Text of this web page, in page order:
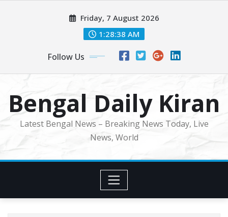
Friday, 7 August 2026
1:28:40 AM
Follow Us
Bengal Daily Kiran
Latest Bengal News – Breaking News Today, Live
News, World